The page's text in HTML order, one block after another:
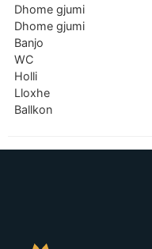
Dhome gjumi
Dhome gjumi
Banjo
WC
Holli
Lloxhe
Ballkon